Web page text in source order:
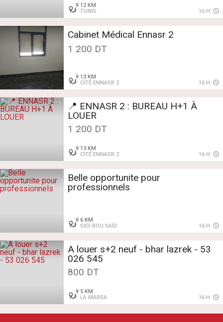
12 KM
TUNIS
16 H
Cabinet Médical Ennasr 2
1 200 DT
13 KM
CITÉ ENNASR 2
16 H
📍 ENNASR 2 : BUREAU H+1 À
LOUER
1 200 DT
13 KM
CITÉ ENNASR 2
16 H
Belle opportunite pour
professionnels
6 KM
SIDI BOU SAÏD
16 H
A louer s+2 neuf - bhar lazrek - 53
026 545
800 DT
5 KM
LA MARSA
16 H